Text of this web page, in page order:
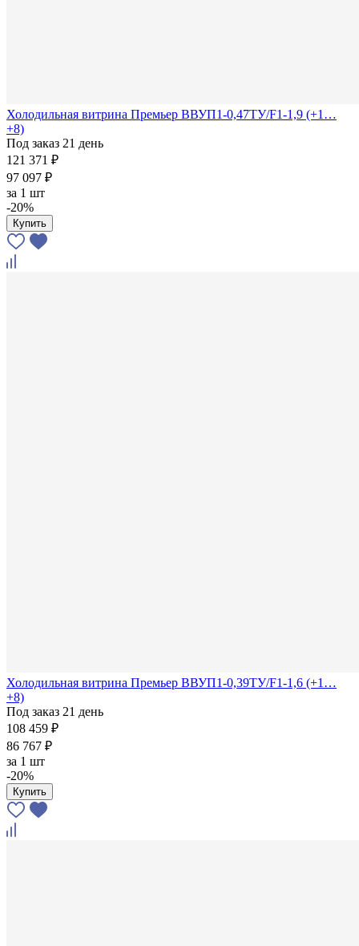
Холодильная витрина Премьер ВВУП1-0,47ТУ/F1-1,9 (+1…
+8)
Под заказ 21 день
121 371 ₽
97 097 ₽
за 1 шт
-20%
Купить
Холодильная витрина Премьер ВВУП1-0,39ТУ/F1-1,6 (+1…
+8)
Под заказ 21 день
108 459 ₽
86 767 ₽
за 1 шт
-20%
Купить